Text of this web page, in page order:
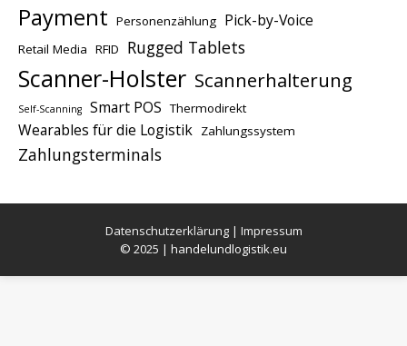
Payment Personenzählung Pick-by-Voice
Retail Media RFID Rugged Tablets
Scanner-Holster Scannerhalterung
Self-Scanning Smart POS Thermodirekt
Wearables für die Logistik Zahlungssystem
Zahlungsterminals
Datenschutzerklärung| Impressum
© 2025 | handelundlogistik.eu